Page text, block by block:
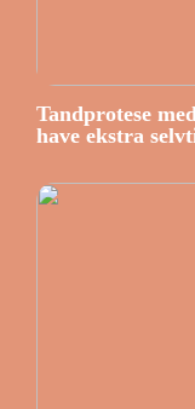
Tandprotese
have ekstra